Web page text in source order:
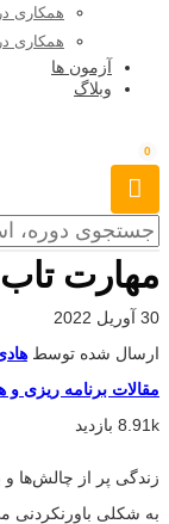
همکاری
همکاری
آزمون ها
وبلاگ
0
مهارت
30 آوریل 2022
ارسال شده توسط
مقالات برنامه ریزی
8.91k بازدید
زندگی پر از چالش‌ها و
به شکلی باورنکردنی